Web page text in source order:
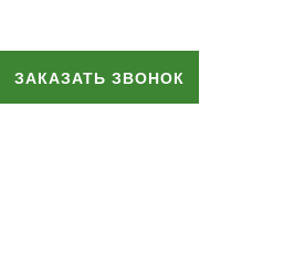
ЗАКАЗАТЬ ЗВОНОК